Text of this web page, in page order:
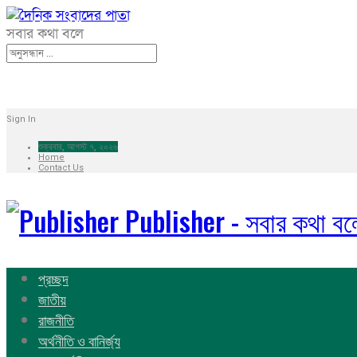
সবার কথা বলে
Sign In
শুক্রবার, আগস্ট ৭, ২০২৬
Home
Contact Us
Publisher - সবার কথা
প্রচ্ছদ
জাতীয়
রাজনীতি
অর্থনীতি ও বানির্জ্য